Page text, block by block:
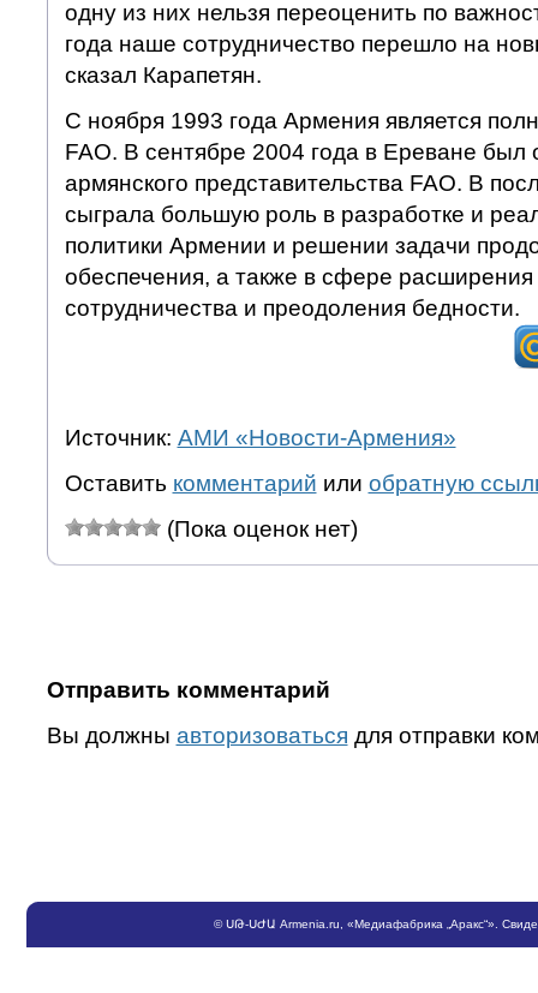
одну из них нельзя переоценить по
года наше сотрудничество перешло на
сказал Карапетян.
С ноября 1993 года Армения является
FAO. В сентябре 2004 года в Ереване был
армянского представительства FAO. В
сыграла большую роль в разработке и
политики Армении и решении задачи
обеспечения, а также в сфере
сотрудничества и преодоления бедности.
Источник: АМИ «Новости-Армения»
Оставить комментарий или обратную
(Пока оценок нет)
Отправить комментарий
Вы должны авторизоваться для отправки
©ՍԹ-ՍԺԱ Armenia.ru , «Медиафабрика „Аракс“».